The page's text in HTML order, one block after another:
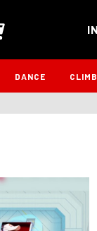
DANCE CLIMB